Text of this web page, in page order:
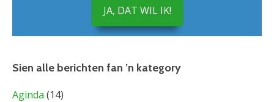
JA, DAT WIL IK!
Sien alle berichten fan ’n kategory
Aginda (14)